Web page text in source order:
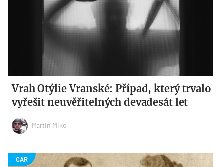
Vrah Otýlie Vranské: Případ, který trvalo
vyřešit neuvěřitelných devadesát let
Martin Miko